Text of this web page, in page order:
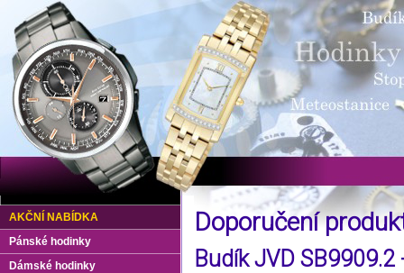
Doporučení
Budík JVD
AKČNÍ NABÍDKA
Pánské hodinky
Dámské hodinky